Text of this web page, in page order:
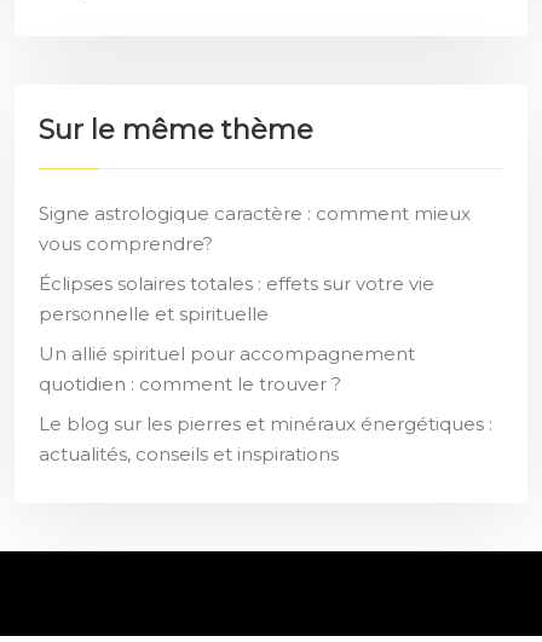
Sur le même thème
Signe astrologique caractère : comment mieux
vous comprendre?
Éclipses solaires totales : effets sur votre vie
personnelle et spirituelle
Un allié spirituel pour accompagnement
quotidien : comment le trouver ?
Le blog sur les pierres et minéraux énergétiques :
actualités, conseils et inspirations